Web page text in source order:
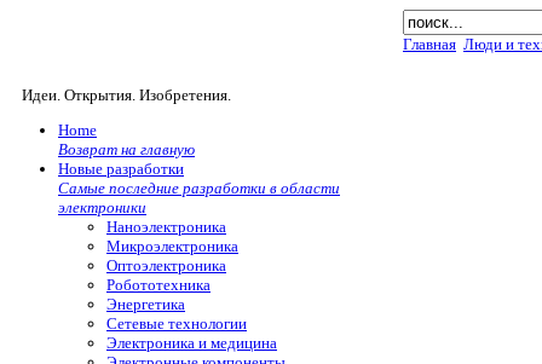
Главная Люди и
Идеи. Открытия. Изобретения.
Home
Возврат на главную
Новые разработки
Самые последние разработки в области
электроники
Наноэлектроника
Микроэлектроника
Оптоэлектроника
Робототехника
Энергетика
Сетевые технологии
Электроника и медицина